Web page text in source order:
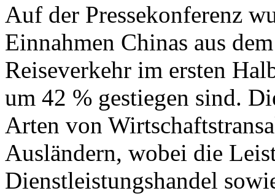
Auf der Pressekonferenz
Einnahmen Chinas aus
Reiseverkehr im ersten
um 42 % gestiegen sind.
Arten von
Ausländern, wobei die
Dienstleistungshandel